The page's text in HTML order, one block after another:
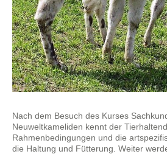
Nach dem Besuch des Kurses
Neuweltkameliden kennt der
Rahmenbedingungen und die
die Haltung und Fütterung. Weiter